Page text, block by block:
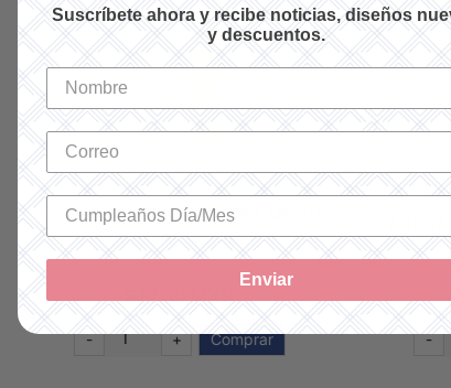
ORGANIZADORA CON 10
AGUJAS VERDE
SKU: CKSW023-1
$77.00 MXN
+ Comprar
AGUJAS
- +
Suscríbete ahora y recibe noticias, diseños
y descuentos.
Enviar